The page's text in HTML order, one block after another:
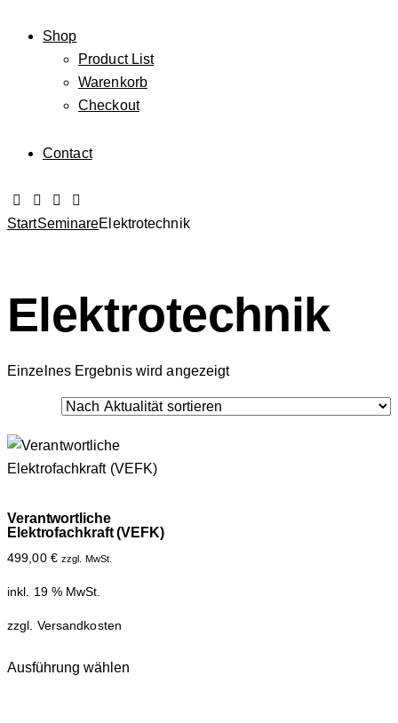
Shop
Product List
Warenkorb
Checkout
Contact
StartSeminareElektrotechnik
Elektrotechnik
Einzelnes Ergebnis wird angezeigt
Verantwortliche
Elektrofachkraft (VEFK)
499,00 € zzgl. MwSt.
inkl. 19 % MwSt.
zzgl. Versandkosten
Ausführung wählen